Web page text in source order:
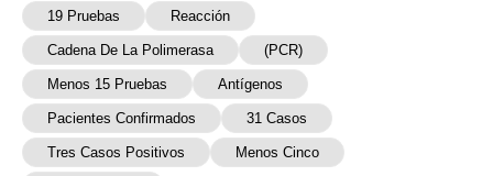
19 Pruebas Reacción
Cadena De La Polimerasa (PCR)
Menos 15 Pruebas Antígenos
Pacientes Confirmados 31 Casos
Tres Casos Positivos Menos Cinco